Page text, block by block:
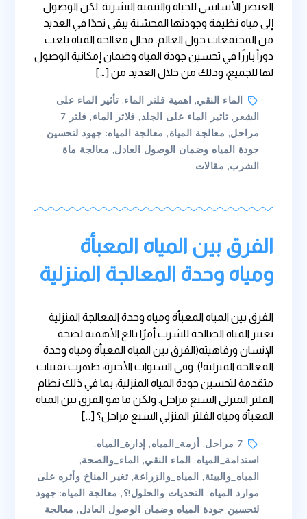
العنصر الأساسي للحياة والتنمية البشرية. لكن الوصول
إلى مياه نظيفة وجودتها المحسّنة يبقى تحدًا في العديد
من المجتمعات حول العالم. مجال معالجة المياه يلعب
دوراً بارزًا في تحسين جودة المياه وضمان إمكانية الوصول
لها للجميع، وذلك من خلال العديد من […]
Tagsالماء النقي, اهمية فلتر الماء, تأثير الماء على
الشعر , تاثير الماء على الجلد, فلاتر الماء,
فلتر 7
مراحل, معالجة المياة, معالجة المياه: جهود لتحسين
جودة المياه وضمان الوصول العادل, معالجة ماة
الشرب, مقالات
الفرق بين المياه المعبأة
ومياه وحدة المعالجة المنزلية
الفرق بين المياه المعبأة ومياه وحدة المعالجة المنزلية
تعتبر المياه الصالحة للشرب أمرًا بالغ الأهمية لصحة
الإنسان ورفاهيته(الفرق بين المياه المعبأة ومياه وحدة
المعالجة المنزلية!). وفي السنوات الأخيرة، ظهرت تقنيات
متقدمة لتحسين جودة المياه المنزلية، بما في ذلك نظام
الفلتر المنزلي السبع مراحل. ولكن ما هو الفرق بين المياه
المعبأة ومياه الفلتر المنزلي السبع مراحل؟ […]
Tags
7 مراحل , أزمة_المياه, إدارة_المياه,
استدامة_المياه, الماء النقي, الماء_والصحة,
المياه_والبيئة, المياه_والزراعة, تغير المناخ وأثره على
موارد المياه: التحديات والحلول!؟, معالجة المياه: جهود
لتحسين جودة المياه وضمان الوصول العادل, معالجة